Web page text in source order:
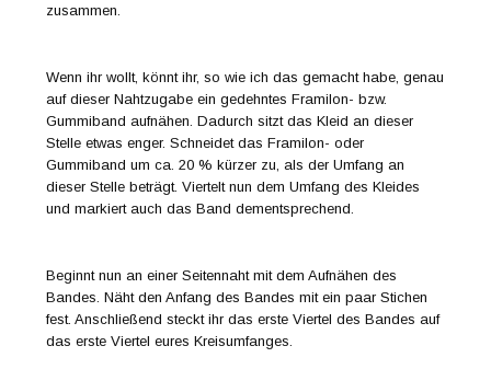
zusammen.
Wenn ihr wollt, könnt ihr, so wie ich das gemacht habe, genau
auf dieser Nahtzugabe ein gedehntes Framilon- bzw.
Gummiband aufnähen. Dadurch sitzt das Kleid an dieser
Stelle etwas enger. Schneidet das Framilon- oder
Gummiband um ca. 20 % kürzer zu, als der Umfang an
dieser Stelle beträgt. Viertelt nun dem Umfang des Kleides
und markiert auch das Band dementsprechend.
Beginnt nun an einer Seitennaht mit dem Aufnähen des
Bandes. Näht den Anfang des Bandes mit ein paar Stichen
fest. Anschließend steckt ihr das erste Viertel des Bandes auf
das erste Viertel eures Kreisumfanges.